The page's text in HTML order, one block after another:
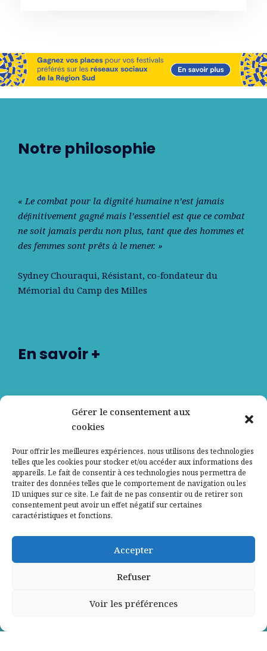
Gérer le consentement aux
cookies
Pour offrir les meilleures expériences, nous utilisons des technologies
telles que les cookies pour stocker et/ou accéder aux informations des
appareils. Le fait de consentir à ces technologies nous permettra de
traiter des données telles que le comportement de navigation ou les
ID uniques sur ce site. Le fait de ne pas consentir ou de retirer son
consentement peut avoir un effet négatif sur certaines
caractéristiques et fonctions.
Accepter
Refuser
Voir les préférences
Notre philosophie
« Le combat pour la dignité humaine n’est jamais
déﬁnitivement gagné mais l’essentiel est que ce combat
ne soit jamais perdu non plus, tant que des hommes et
des femmes sont prêts à le mener. »
Sydney Chouraqui, Résistant, co-fondateur du
Mémorial du Camp des Milles
En savoir +
Contactez-nous
Mentions légales